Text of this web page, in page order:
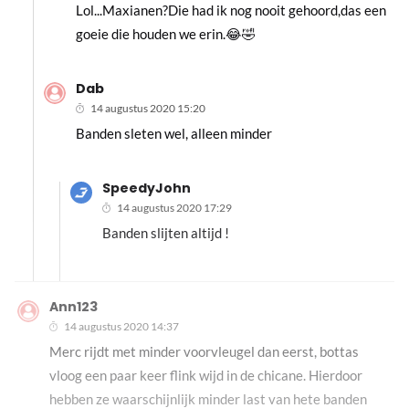
Ann123
14 augustus 2020 14:37
Merc rijdt met minder voorvleugel dan eerst, bottas
vloog een paar keer flink wijd in de chicane. Hierdoor
hebben ze waarschijnlijk minder last van hete banden
Lol...Maxianen?Die had ik nog nooit gehoord,das een
goeie die houden we erin.😂🤣
Dab
14 augustus 2020 15:20
Banden sleten wel, alleen minder
SpeedyJohn
14 augustus 2020 17:29
Banden slijten altijd !